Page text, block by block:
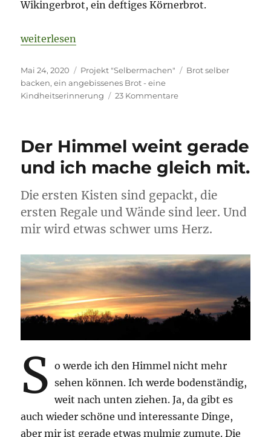
Wikingerbrot, ein deftiges Körnerbrot.
„Damals nur Brotesser und heute auch mal
weiterlesen
Veröffentlicht
am
Mai 24, 2020 Kategorien
Projekt "Selbermachen" Schlagwörter
Brot selber
backen,ein angebissenes Brot - eine
Kindheitserinnerung
23 Kommentarezu
und
heute
auch
Brotbäcker.
Der Himmel weint gerade
und ich mache gleich mit.
Die ersten Kisten sind gepackt, die
ersten Regale und Wände sind leer. Und
mir wird etwas schwer ums Herz.
S o werde ich den Himmel nicht mehr
sehen können. Ich werde bodenständig,
weit nach unten ziehen. Ja, da gibt es
auch wieder schöne und interessante Dinge,
aber mir ist gerade etwas mulmig zumute. Die